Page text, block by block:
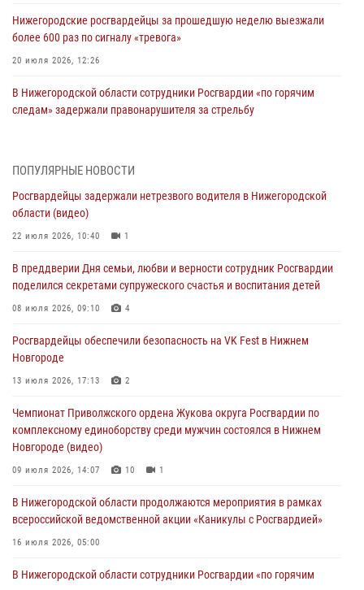
Нижегородские росгвардейцы за прошедшую неделю выезжали
более 600 раз по сигналу «тревога»
20 июля 2026, 12:26
В Нижегородской области сотрудники Росгвардии «по горячим
следам» задержали правонарушителя за стрельбу
В Нижегородской области продолжаются мероприятия в рамках
16 июля 2026, 05:00
Росгвардейцы обеспечили безопасность на VK Fest в Нижнем
13 июля 2026, 17:13
Нижегородские росгвардейцы за прошедшую неделю выезжали
13 июля 2026, 06:45
Росгвардейцы предотвратили серию краж в Нижнем Новгороде
ПОПУЛЯРНЫЕ НОВОСТИ
Росгвардейцы задержали нетрезвого водителя в Нижегородской
области (видео)
22 июля 2026, 10:40 1
В преддверии Дня семьи, любви и верности сотрудник Росгвардии
поделился секретами супружеского счастья и воспитания детей
08 июля 2026, 09:10 4
Росгвардейцы обеспечили безопасность на VK Fest в Нижнем
Новгороде
13 июля 2026, 17:13 2
Чемпионат Приволжского ордена Жукова округа Росгвардии по
комплексному единоборству среди мужчин состоялся в Нижнем
Новгороде (видео)
09 июля 2026, 14:07 10 1
В Нижегородской области продолжаются мероприятия в рамках
всероссийской ведомственной акции «Каникулы с Росгвардией»
16 июля 2026, 05:00
В Нижегородской области сотрудники Росгвардии «по горячим